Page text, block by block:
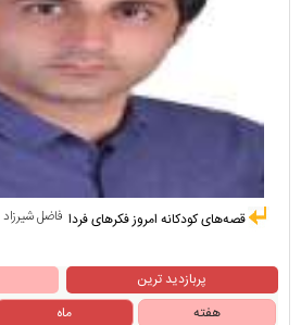
فاضل شیرزاد قصه‌های کودکانه امروز فکرهای فردا
پربازدید ترین
هفته
ماه